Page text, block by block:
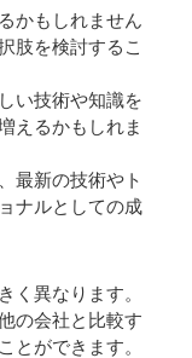
かもしれません
肢を検討するこ
い技術や知識を
えるかもしれま
最新の技術やト
ナルとしての成
く異なります。
の会社と比較す
とができます。